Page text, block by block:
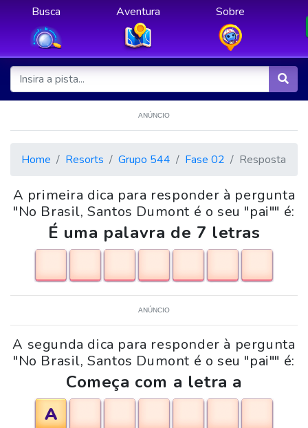
Busca Aventura Sobre
ANÚNCIO
Home Resorts Grupo 544 Fase 02 Resposta
A primeira dica para responder à pergunta
"No Brasil, Santos Dumont é o seu "pai"" é:
É uma palavra de 7 letras
ANÚNCIO
A segunda dica para responder à pergunta
"No Brasil, Santos Dumont é o seu "pai"" é:
Começa com a letra a
A